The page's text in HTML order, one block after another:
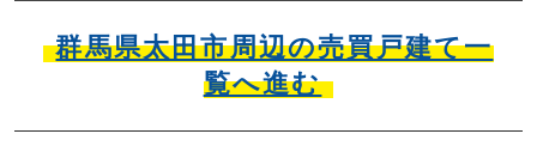
群馬県太田市周辺の売買戸建て一
覧へ進む